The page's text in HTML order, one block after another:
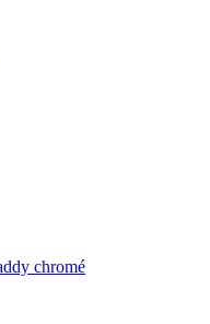
chromé